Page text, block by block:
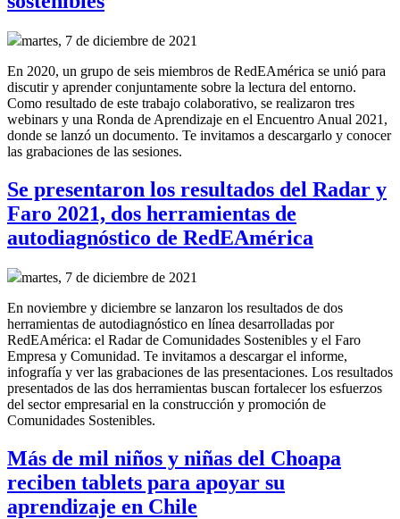
martes, 7 de diciembre de 2021
En 2020, un grupo de seis miembros de RedEAmérica se unió para
discutir y aprender conjuntamente sobre la lectura del entorno.
Como resultado de este trabajo colaborativo, se realizaron tres
webinars y una Ronda de Aprendizaje en el Encuentro Anual 2021,
donde se lanzó un documento. Te invitamos a descargarlo y conocer
las grabaciones de las sesiones.
Se presentaron los resultados del Radar y
Faro 2021, dos herramientas de
autodiagnóstico de RedEAmérica
martes, 7 de diciembre de 2021
En noviembre y diciembre se lanzaron los resultados de dos
herramientas de autodiagnóstico en línea desarrolladas por
RedEAmérica: el Radar de Comunidades Sostenibles y el Faro
Empresa y Comunidad. Te invitamos a descargar el informe,
infografía y ver las grabaciones de las presentaciones. Los resultados
presentados de las dos herramientas buscan fortalecer los esfuerzos
del sector empresarial en la construcción y promoción de
Comunidades Sostenibles.
Más de mil niños y niñas del Choapa
reciben tablets para apoyar su
aprendizaje en Chile